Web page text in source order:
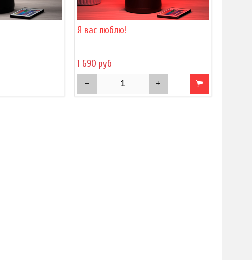
Я вас люблю!
1 690 руб